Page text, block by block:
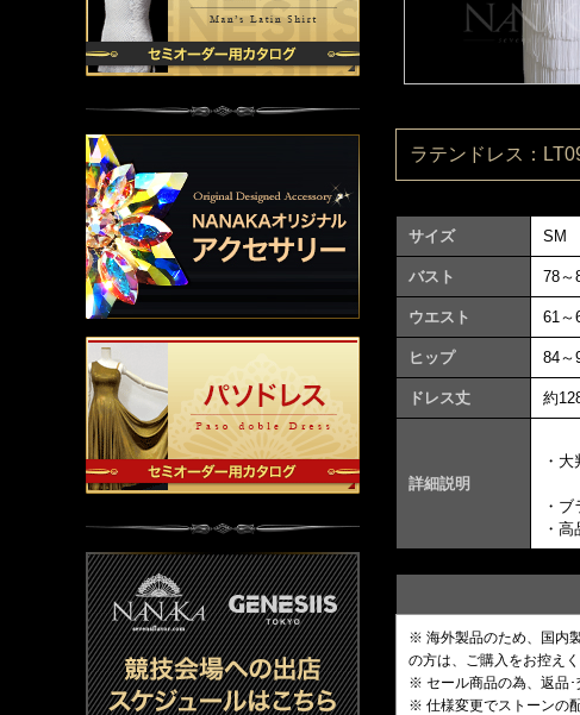
ラテンドレス：
サイズ SM
バスト
78～
ウエスト
61～
ヒップ
84～
ドレス丈
約
詳細説明
・
・
・
※ 海外製品のため、国内
の方は、ご購入をお控えく
※ セール商品の為、返品･
※ 仕様変更でストーンの